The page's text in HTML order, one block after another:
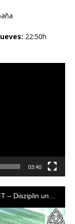
22:50h
03:40